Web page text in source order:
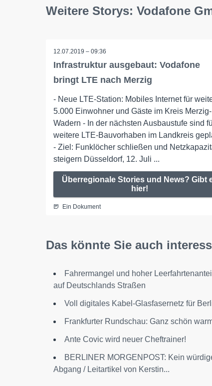
Weitere Storys: Vodafone
12.07.2019 – 09:36
Infrastruktur ausgebaut: Vodafone
bringt LTE nach Merzig
- Neue LTE-Station: Mobiles Internet für
5.000 Einwohner und Gäste im Kreis Merzig-
Wadern - In der nächsten Ausbaustufe sind
weitere LTE-Bauvorhaben im Landkreis
- Ziel: Funklöcher schließen und
steigern Düsseldorf, 12. Juli ...
Überregionale Stories und News? Gibt
hier!
Ein Dokument
Das könnte Sie auch
Fahrermangel und hoher Leerfahrtenanteil
auf Deutschlands Straßen
Voll digitales Kabel-Glasfasernetz für
Frankfurter Rundschau: Ganz schön
Ante Covic wird neuer Cheftrainer!
BERLINER MORGENPOST: Kein
Abgang / Leitartikel von Kerstin...